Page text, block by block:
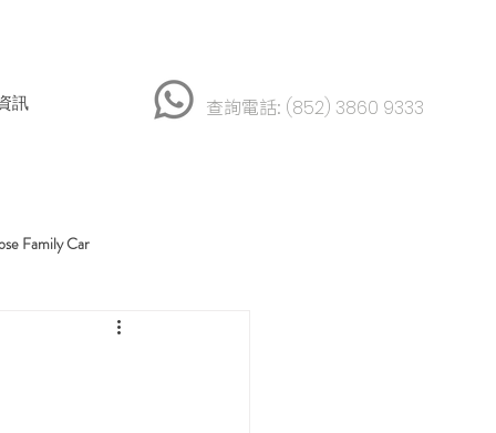
訊 查詢電話: (852) 3860 9333
Family Car